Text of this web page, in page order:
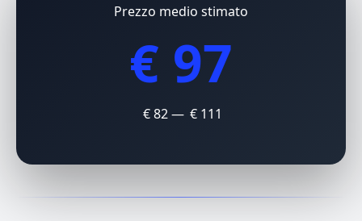
Prezzo medio stimato
€ 97
€ 82 — € 111